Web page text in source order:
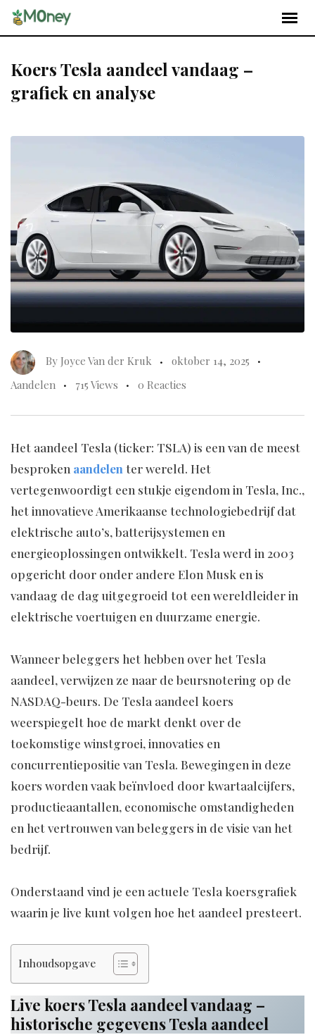
Koers Tesla aandeel vandaag –
grafiek en analyse
By Joyce Van der Kruk
oktober 14, 2025
Aandelen
715 Views 0 Reacties
Het aandeel Tesla (ticker: TSLA) is een van de meest
besproken aandelen ter wereld. Het
vertegenwoordigt een stukje eigendom in Tesla, Inc.,
het innovatieve Amerikaanse technologiebedrijf dat
elektrische auto’s, batterijsystemen en
energieoplossingen ontwikkelt. Tesla werd in 2003
opgericht door onder andere Elon Musk en is
vandaag de dag uitgegroeid tot een wereldleider in
elektrische voertuigen en duurzame energie.
Wanneer beleggers het hebben over het Tesla
aandeel, verwijzen ze naar de beursnotering op de
NASDAQ-beurs. De Tesla aandeel koers
weerspiegelt hoe de markt denkt over de
toekomstige winstgroei, innovaties en
concurrentiepositie van Tesla. Bewegingen in deze
koers worden vaak beïnvloed door kwartaalcijfers,
productieaantallen, economische omstandigheden
en het vertrouwen van beleggers in de visie van het
bedrijf.
Onderstaand vind je een actuele Tesla koersgrafiek
waarin je live kunt volgen hoe het aandeel presteert.
Inhoudsopgave
Live koers Tesla aandeel vandaag –
historische gegevens Tesla aandeel